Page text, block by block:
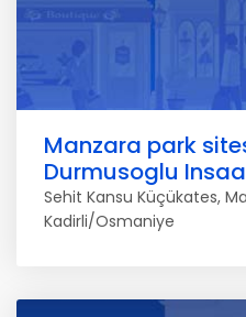
Manzara park
Durmusoglu
Sehit Kansu Küçükates,
Kadirli/Osmaniye